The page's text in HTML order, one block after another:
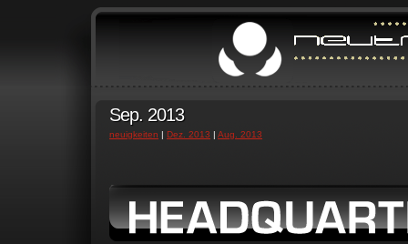
Sep. 2013
neuigkeiten | Dez. 2013 | Aug. 2013